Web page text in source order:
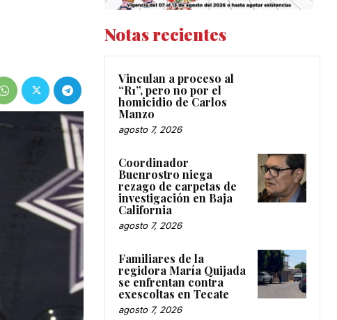
Notas recientes
Vinculan a proceso al
“R1”, pero no por el
homicidio de Carlos
Manzo
agosto 7, 2026
Coordinador
Buenrostro niega
rezago de carpetas de
investigación en Baja
California
agosto 7, 2026
Familiares de la
regidora María Quijada
se enfrentan contra
exescoltas en Tecate
agosto 7, 2026